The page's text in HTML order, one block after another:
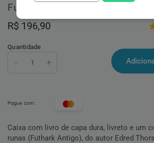
Futhark: O Oráculo Sagrado
R$ 196,90
Quantidade
Pague com:
Caixa com livro de capa dura, livreto e um
runas (Futhark Antigo), do autor Edred